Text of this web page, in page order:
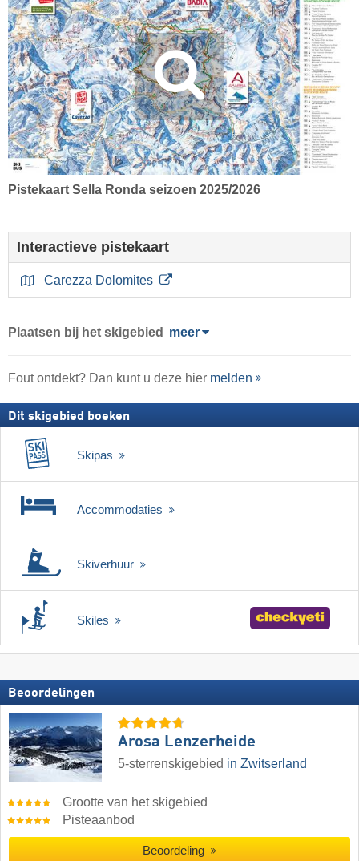
Pistekaart Sella Ronda seizoen 2025/2026
Interactieve pistekaart
Carezza Dolomites
Plaatsen bij het skigebied meer
Fout ontdekt? Dan kunt u deze hier melden
Dit skigebied boeken
Skipas
Accommodaties
Skiverhuur
Skiles
Beoordelingen
Arosa Lenzerheide
5-sterrenskigebied in Zwitserland
Grootte van het skigebied
Pisteaanbod
Beoordeling